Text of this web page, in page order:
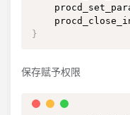
}
保存赋予权限